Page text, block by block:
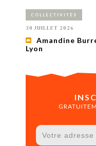
COLLECTIVITÉS
30 JUILLET 2026
Amandine
Lyon